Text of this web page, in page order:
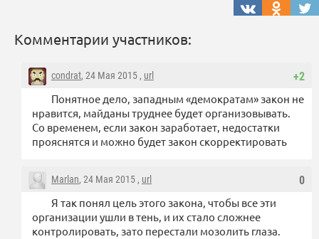
Комментарии участников:
+2
condrat, 24 Мая 2015 , url
Понятное дело, западным «демократам» закон не
нравится, майданы труднее будет организовывать.
Со временем, если закон заработает, недостатки
прояснятся и можно будет закон скорректировать
0
Marlan, 24 Мая 2015 , url
Я так понял цель этого закона, чтобы все эти
организации ушли в тень, и их стало сложнее
контролировать, зато перестали мозолить глаза.